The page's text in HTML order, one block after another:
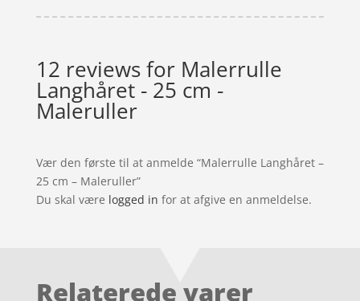
12 reviews for Malerrulle
Langhåret - 25 cm -
Maleruller
Vær den første til at anmelde “Malerrulle Langhåret –
25 cm – Maleruller”
Du skal være logged in for at afgive en anmeldelse.
Relaterede varer